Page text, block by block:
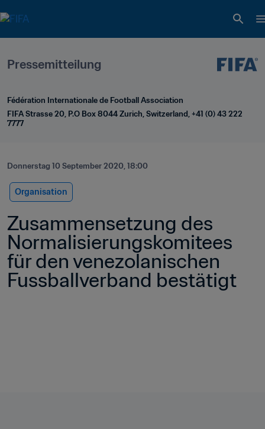
Pressemitteilung
Fédération Internationale de Football Association
FIFA Strasse 20, P.O Box 8044 Zurich, Switzerland, +41 (0) 43 222
7777
Donnerstag 10 September 2020, 18:00
Organisation
Zusammensetzung des
Normalisierungskomitees
für den venezolanischen
Fussballverband bestätigt